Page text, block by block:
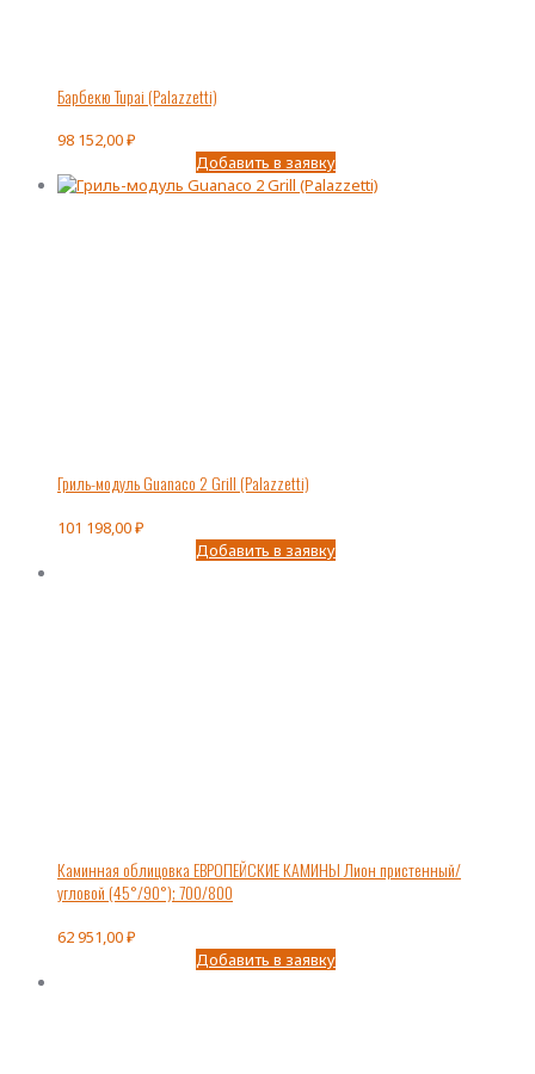
Барбекю Tupai (Palazzetti)
98 152,00₽
Добавить в заявку
Гриль-модуль Guanaco 2 Grill (Palazzetti)
101 198,00₽
Добавить в заявку
Каминная облицовка ЕВРОПЕЙСКИЕ КАМИНЫ Лион пристенный/
угловой (45°/90°); 700/800
62 951,00₽
Добавить в заявку